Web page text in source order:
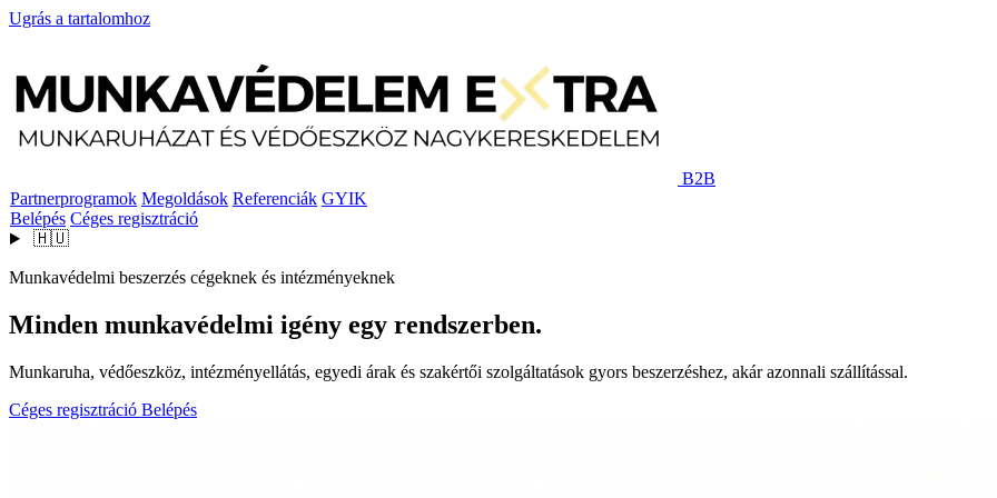
Ugrás a tartalomhoz
B2B
Partnerprogramok Megoldások Referenciák GYIK
Belépés Céges regisztráció
🇭🇺
Munkavédelmi beszerzés cégeknek és intézményeknek
Minden munkavédelmi igény egy rendszerben.
Munkaruha, védőeszköz, intézményellátás, egyedi árak és szakértői szolgáltatások gyors beszerzéshez, akár azonnali szállítással.
Céges regisztráció Belépés